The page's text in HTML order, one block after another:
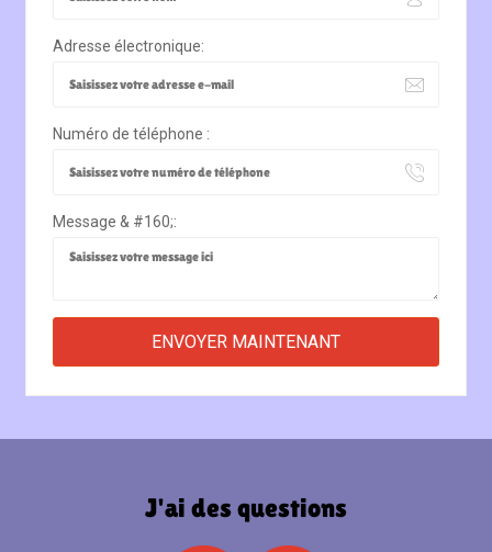
Adresse électronique:
Numéro de téléphone :
Message & #160;:
J'ai des questions